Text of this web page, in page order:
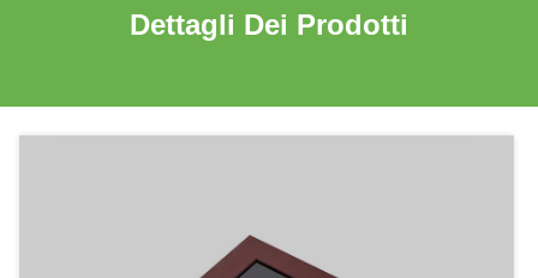
Dettagli Dei Prodotti